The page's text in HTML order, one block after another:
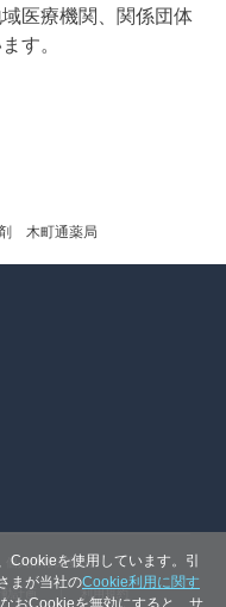
医療機関、関係団体
す。
木町通薬局
個人情報保護方針
動計画 利用規約
Cookieを使用しています。引
まが当社のCookie利用に関す
おCookieを無効にすると、サ